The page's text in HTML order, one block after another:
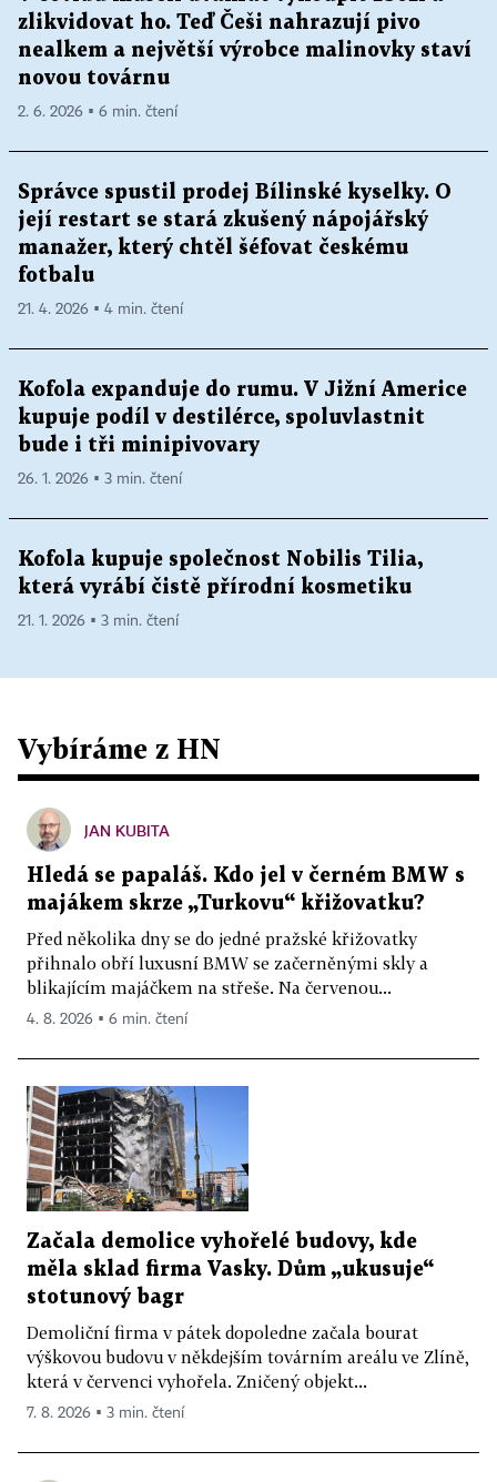
zlikvidovat ho. Teď Češi nahrazují pivo
nealkem a největší výrobce malinovky staví
novou továrnu
2. 6. 2026 ▪ 6 min. čtení
Správce spustil prodej Bílinské kyselky. O
její restart se stará zkušený nápojářský
manažer, který chtěl šéfovat českému
fotbalu
21. 4. 2026 ▪ 4 min. čtení
Kofola expanduje do rumu. V Jižní Americe
kupuje podíl v destilérce, spoluvlastnit
bude i tři minipivovary
26. 1. 2026 ▪ 3 min. čtení
Kofola kupuje společnost Nobilis Tilia,
která vyrábí čistě přírodní kosmetiku
21. 1. 2026 ▪ 3 min. čtení
Vybíráme z HN
JAN KUBITA
Hledá se papaláš. Kdo jel v černém BMW s
majákem skrze „Turkovu“ křižovatku?
Před několika dny se do jedné pražské křižovatky
přihnalo obří luxusní BMW se začerněnými skly a
blikajícím majáčkem na střeše. Na červenou...
4. 8. 2026 ▪ 6 min. čtení
Začala demolice vyhořelé budovy, kde
měla sklad firma Vasky. Dům „ukusuje“
stotunový bagr
Demoliční firma v pátek dopoledne začala bourat
výškovou budovu v někdejším továrním areálu ve Zlíně,
která v červenci vyhořela. Zničený objekt...
7. 8. 2026 ▪ 3 min. čtení